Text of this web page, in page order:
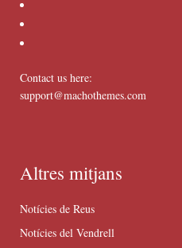
Contact us here:
support@machothemes.com
Altres mitjans
Notícies de Reus
Notícies del Vendrell